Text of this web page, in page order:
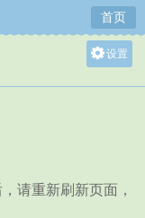
首页
设置
请重新刷新页面，